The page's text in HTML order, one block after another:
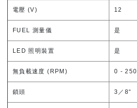
電壓 (V) 12
FUEL 測量儀 是
LED 照明裝置 是
無負載速度 (RPM) 0 - 250
鎖頭 3／8“